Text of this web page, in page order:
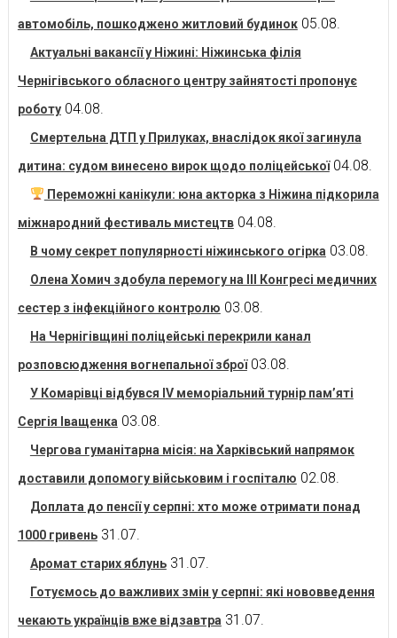
автомобіль, пошкоджено житловий будинок 05.08.
Актуальні вакансії у Ніжині: Ніжинська філія
Чернігівського обласного центру зайнятості пропонує
роботу 04.08.
Смертельна ДТП у Прилуках, внаслідок якої загинула
дитина: судом винесено вирок щодо поліцейської 04.08.
Переможні канікули: юна акторка з Ніжина підкорила
міжнародний фестиваль мистецтв 04.08.
В чому секрет популярності ніжинського огірка 03.08.
Олена Хомич здобула перемогу на ІІІ Конгресі медичних
сестер з інфекційного контролю 03.08.
На Чернігівщині поліцейські перекрили канал
розповсюдження вогнепальної зброї 03.08.
У Комарівці відбувся IV меморіальний турнір пам’яті
Сергія Іващенка 03.08.
Чергова гуманітарна місія: на Харківський напрямок
доставили допомогу військовим і госпіталю 02.08.
Доплата до пенсії у серпні: хто може отримати понад
1000 гривень 31.07.
Аромат старих яблунь 31.07.
Готуємось до важливих змін у серпні: які нововведення
чекають українців вже відзавтра 31.07.